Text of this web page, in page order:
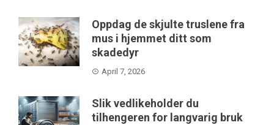
Oppdag de skjulte truslene fra
mus i hjemmet ditt som
skadedyr
April 7, 2026
Slik vedlikeholder du
tilhengeren for langvarig bruk